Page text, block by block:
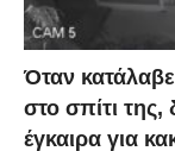
Όταν
στο σπίτι
έγκαιρα για